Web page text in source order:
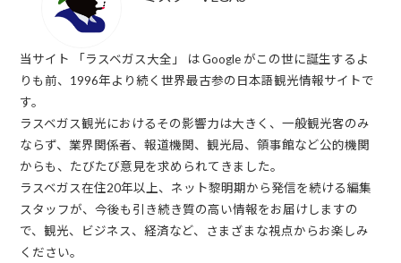
当サイト 「ラスベガス大全」 は Google がこの世に誕生するよ
りも前、1996年より続く世界最古参の日本語観光情報サイトで
す。
ラスベガス観光におけるその影響力は大きく、一般観光客のみ
ならず、業界関係者、報道機関、観光局、領事館など公的機関
からも、たびたび意見を求められてきました。
ラスベガス在住20年以上、ネット黎明期から発信を続ける編集
スタッフが、今後も引き続き質の高い情報をお届けしますの
で、観光、ビジネス、経済など、さまざまな視点からお楽しみ
ください。